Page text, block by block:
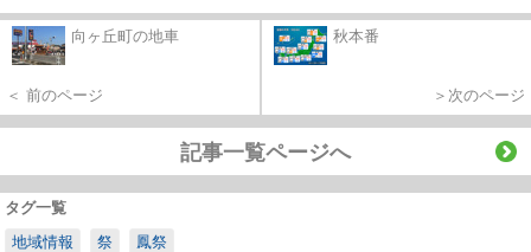
向ヶ丘町の地車
＜ 前のページ
秋本番
＞次のページ
記事一覧ページへ
タグ一覧
地域情報
祭 鳳祭